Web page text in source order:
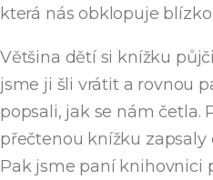
která nás obklopuje
Většina dětí si knížku
jsme ji šli vrátit a rovnou
popsali, jak se nám četla.
přečtenou knížku
Pak jsme paní knihovnici